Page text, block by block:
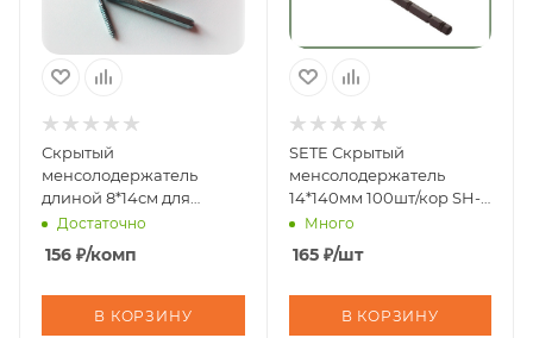
Скрытый
менсолодержатель
длиной 8*14см для
деревянных полок
толщиной от
16мм,метал.100 шт/уп,
Достаточно
156 ₽/комп
В КОРЗИНУ
SETE Скрытый
менсолодержатель
14*140мм 100шт/кор SH-
14140
Много
165₽/шт
В КОРЗИНУ